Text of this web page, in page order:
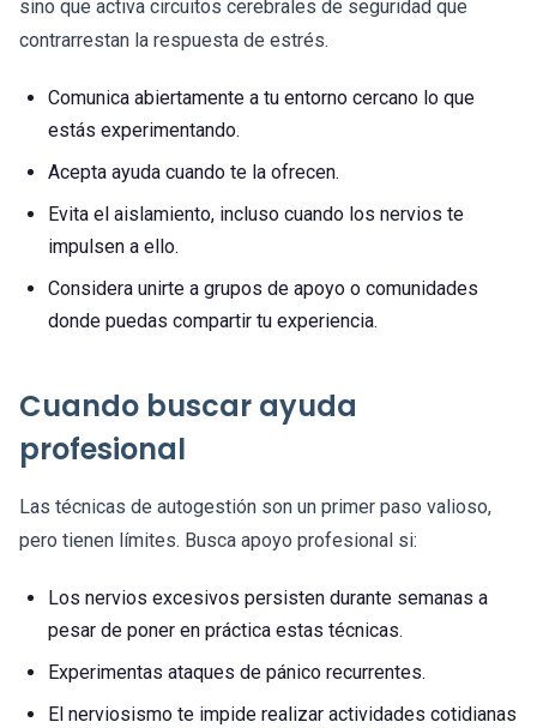
sino que activa circuitos cerebrales de seguridad que
contrarrestan la respuesta de estrés.
Comunica abiertamente a tu entorno cercano lo que
estás experimentando.
Acepta ayuda cuando te la ofrecen.
Evita el aislamiento, incluso cuando los nervios te
impulsen a ello.
Considera unirte a grupos de apoyo o comunidades
donde puedas compartir tu experiencia.
Cuando buscar ayuda
profesional
Las técnicas de autogestión son un primer paso valioso,
pero tienen límites. Busca apoyo profesional si:
Los nervios excesivos persisten durante semanas a
pesar de poner en práctica estas técnicas.
Experimentas ataques de pánico recurrentes.
El nerviosismo te impide realizar actividades cotidianas